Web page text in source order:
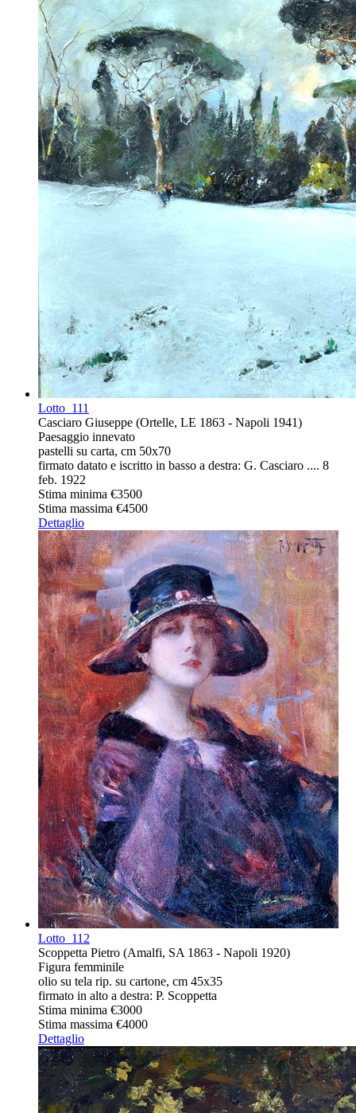
Lotto 111
Casciaro Giuseppe (Ortelle, LE 1863 - Napoli 1941)
Paesaggio innevato
pastelli su carta, cm 50x70
firmato datato e iscritto in basso a destra: G. Casciaro .... 8
feb. 1922
Stima minima €3500
Stima massima €4500
Dettaglio
Lotto 112
Scoppetta Pietro (Amalfi, SA 1863 - Napoli 1920)
Figura femminile
olio su tela rip. su cartone, cm 45x35
firmato in alto a destra: P. Scoppetta
Stima minima €3000
Stima massima €4000
Dettaglio